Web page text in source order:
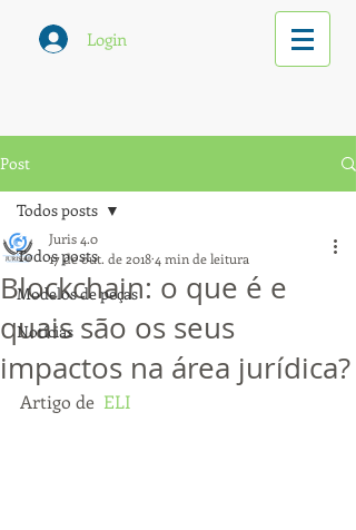
Login
Post
Todos posts
Modelos de peças
Notícias
Todos posts
Blockchain: o que é e
quais são os seus
impactos na área jurídica?
Juris 4.0
17 de out. de 20184 min de leitura
Artigo de ELI